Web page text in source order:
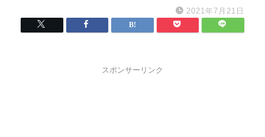
2021年7月21日
スポンサーリンク